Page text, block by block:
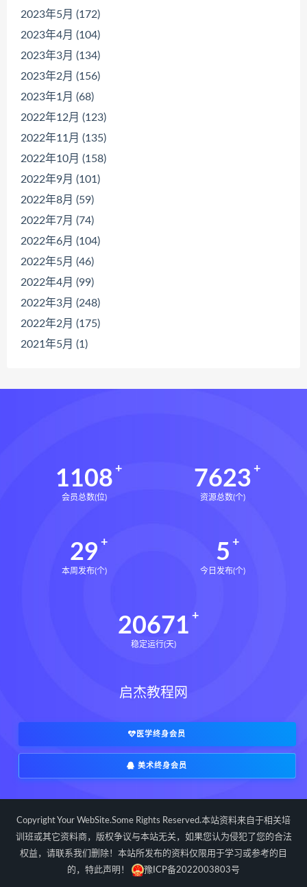
2023年5月 (172)
2023年4月 (104)
2023年3月 (134)
2023年2月 (156)
2023年1月 (68)
2022年12月 (123)
2022年11月 (135)
2022年10月 (158)
2022年9月 (101)
2022年8月 (59)
2022年7月 (74)
2022年6月 (104)
2022年5月 (46)
2022年4月 (99)
2022年3月 (248)
2022年2月 (175)
2021年5月 (1)
1108
会员总数(位)
7623
资源总数(个)
29
本周发布(个)
5
今日发布(个)
20671
稳定运行(天)
启杰教程网
医学终身会员
美术终身会员
Copyright Your WebSite.Some Rights Reserved.本站资料来自于相关培
训班或其它资料商，版权争议与本站无关，如果您认为侵犯了您的合法
权益，请联系我们删除！本站所发布的资料仅限用于学习或参考的目
的，特此声明！
豫ICP备2022003803号